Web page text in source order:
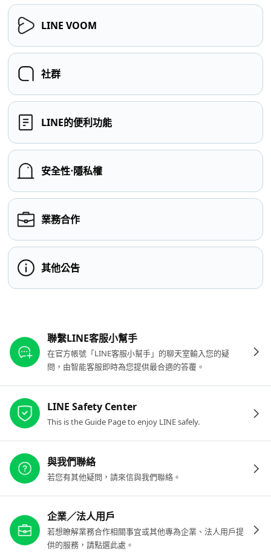
LINE VOOM
社群
LINE的便利功能
安全性⋅隱私權
業務合作
其他公告
聯繫LINE客服小幫手
在官方帳號「LINE客服小幫手」的聊天室輸入您的疑
問，由智能客服即時為您提供最合適的答覆。
LINE Safety Center
This is the Guide Page to enjoy LINE safely.
與我們聯絡
若您有其他疑問，請來信與我們聯絡。
企業／法人用戶
若想瞭解業務合作相關事宜或其他專為企業、法人用戶提
供的服務，請點選此處。